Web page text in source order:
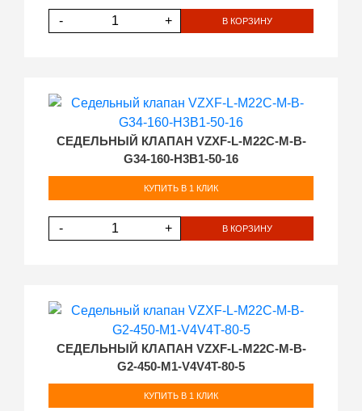
- + В КОРЗИНУ
СЕДЕЛЬНЫЙ КЛАПАН VZXF-L-M22C-M-B-
G34-160-H3B1-50-16
КУПИТЬ В 1 КЛИК
- + В КОРЗИНУ
СЕДЕЛЬНЫЙ КЛАПАН VZXF-L-M22C-M-B-
G2-450-M1-V4V4T-80-5
КУПИТЬ В 1 КЛИК